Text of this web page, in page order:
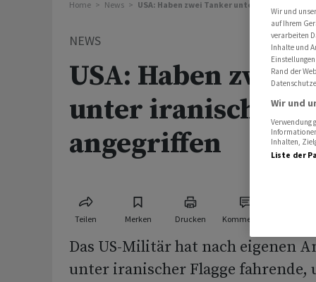
Home News USA: Haben zwei Tanker unter iranischer
NEWS
USA: Haben zwei
unter iranischer
angegriffen
Teilen Merken Drucken Kommentare
Das US-Militär hat nach eigenen
unter iranischer Flagge fahrende,
Wir und
auf Ihrem
verarbeiten
Inhalte und
Rand der
Wir und
Verwendung
Inhalten,
Liste der